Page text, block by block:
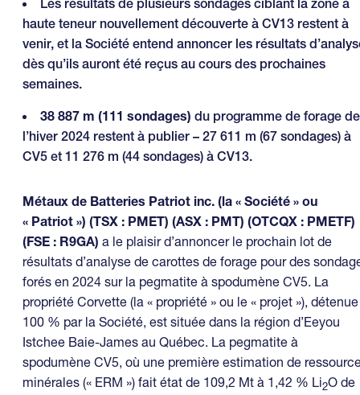
haute teneur nouvellement découverte à CV13 restent à
venir, et la Société entend annoncer les résultats
dès qu’ils auront été reçus au cours des prochaines
semaines.
38 887 m (111 sondages) du programme de forage de
l’hiver 2024 restent à publier – 27 611 m (67 sondages) à
CV5 et 11 276 m (44 sondages) à CV13.
Métaux de Batteries Patriot inc. (la « Société » ou
« Patriot ») (TSX : PMET) (ASX : PMT) (OTCQX : PMETF)
(FSE : R9GA) a le plaisir d’annoncer le prochain lot de
résultats d’analyse de carottes de forage pour des
forés en 2024 sur la pegmatite à spodumène CV5. La
propriété Corvette (la « propriété » ou le « projet »),
100 % par la Société, est située dans la région d’Eeyou
Istchee Baie-James au Québec. La pegmatite à
spodumène CV5, où une première estimation de
minérales (« ERM ») fait état de 109,2 Mt à 1,42 % Li2O de